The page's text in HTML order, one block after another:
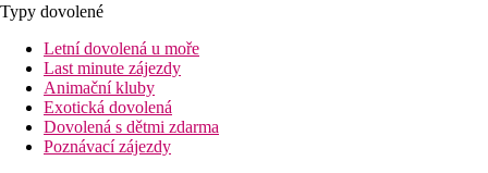
Typy dovolené
Letní dovolená u moře
Last minute zájezdy
Animační kluby
Exotická dovolená
Dovolená s dětmi zdarma
Poznávací zájezdy